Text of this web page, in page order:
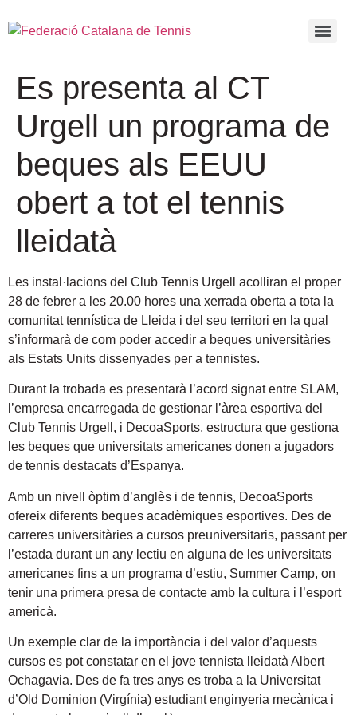
Es presenta al CT
Urgell un programa de
beques als EEUU
obert a tot el tennis
lleidatà
Les instal·lacions del Club Tennis Urgell acolliran el proper
28 de febrer a les 20.00 hores una xerrada oberta a tota la
comunitat tennística de Lleida i del seu territori en la qual
s’informarà de com poder accedir a beques universitàries
als Estats Units dissenyades per a tennistes.
Durant la trobada es presentarà l’acord signat entre SLAM,
l’empresa encarregada de gestionar l’àrea esportiva del
Club Tennis Urgell, i DecoaSports, estructura que gestiona
les beques que universitats americanes donen a jugadors
de tennis destacats d’Espanya.
Amb un nivell òptim d’anglès i de tennis, DecoaSports
ofereix diferents beques acadèmiques esportives. Des de
carreres universitàries a cursos preuniversitaris, passant per
l’estada durant un any lectiu en alguna de les universitats
americanes fins a un programa d’estiu, Summer Camp, on
tenir una primera presa de contacte amb la cultura i l’esport
americà.
Un exemple clar de la importància i del valor d’aquests
cursos es pot constatar en el jove tennista lleidatà Albert
Ochagavia. Des de fa tres anys es troba a la Universitat
d’Old Dominion (Virgínia) estudiant enginyeria mecànica i